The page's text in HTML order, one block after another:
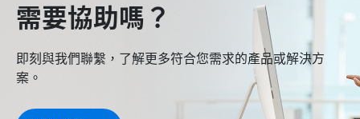
需要協助嗎？
即刻與我們聯繫，了解更多符合您需求的產品或解決方
案。